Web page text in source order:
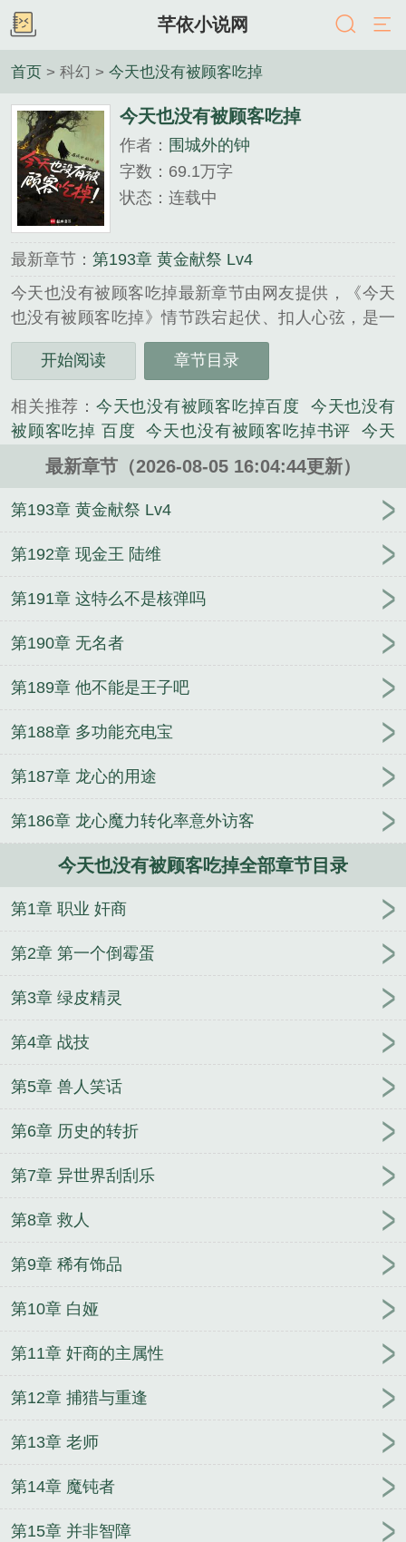
芊依小说网
首页 > 科幻 > 今天也没有被顾客吃掉
今天也没有被顾客吃掉
作者： 围城外的钟
字数：69.1万字
状态：连载中
最新章节： 第193章 黄金献祭 Lv4
今天也没有被顾客吃掉最新章节由网友提供，《今天
也没有被顾客吃掉》情节跌宕起伏、扣人心弦，是一
本情节与文笔俱佳的，蚂蚁文学免费提供今天也没有
被顾客吃掉最新清爽干净的文字章节在线阅读。...
科幻类小说。
开始阅读 章节目录
相关推荐： 今天也没有被顾客吃掉百度
今天也没有
被顾客吃掉 百度
今天也没有被顾客吃掉书评
今天
也没有被顾客吃掉英文
今天也没有被顾客吃掉无防
盗免费阅读
今天也没有被顾客吃掉呢
今天也没有被
顾客吃掉无防盗 今天没做顾客
今天也没有被顾客吃
也没有被顾客吃掉作者围城外的
今天也没有被顾客
天怎么没客人 今天我没有吃什么
今天也没有被顾客
顾客吃掉无错免费阅读
今天没有给你做
吃的怎么办 今天也没有被顾客吃掉篱笆好
今天也没
有被顾客吃掉围城外的钟免费阅读
今天没什么吃的
今天没人吃 今天也没有被顾客吃掉 围城外的钟 笔趣
史] 白月光回京，夜夜被太子爷亲红温
换嫁搬家
最强战队 北朝争雄 我在武侠世界玩养成
状元郎
我在北宋当妖道 我爸的小说通异界
第四天灾
里面混进个玩mc的？
王府弃妇，我靠养崽富可敌
国
都地狱游戏了，谁还当人啊
苟在锦衣卫吞噬成
神
三国：坏了，我成汉末魅魔了
全球进化：我移植
从水猴
子开始成神
最新章节（2026-08-05 16:04:44更新）
第193章 黄金献祭 Lv4
第192章 现金王 陆维
第191章 这特么不是核弹吗
第190章 无名者
第189章 他不能是王子吧
第188章 多功能充电宝
第187章 龙心的用途
第186章 龙心魔力转化率意外访客
今天也没有被顾客吃掉全部章节目录
第1章 职业 奸商
第2章 第一个倒霉蛋
第3章 绿皮精灵
第4章 战技
第5章 兽人笑话
第6章 历史的转折
第7章 异世界刮刮乐
第8章 救人
第9章 稀有饰品
第10章 白娅
第11章 奸商的主属性
第12章 捕猎与重逢
第13章 老师
第14章 魔钝者
第15章 并非智障